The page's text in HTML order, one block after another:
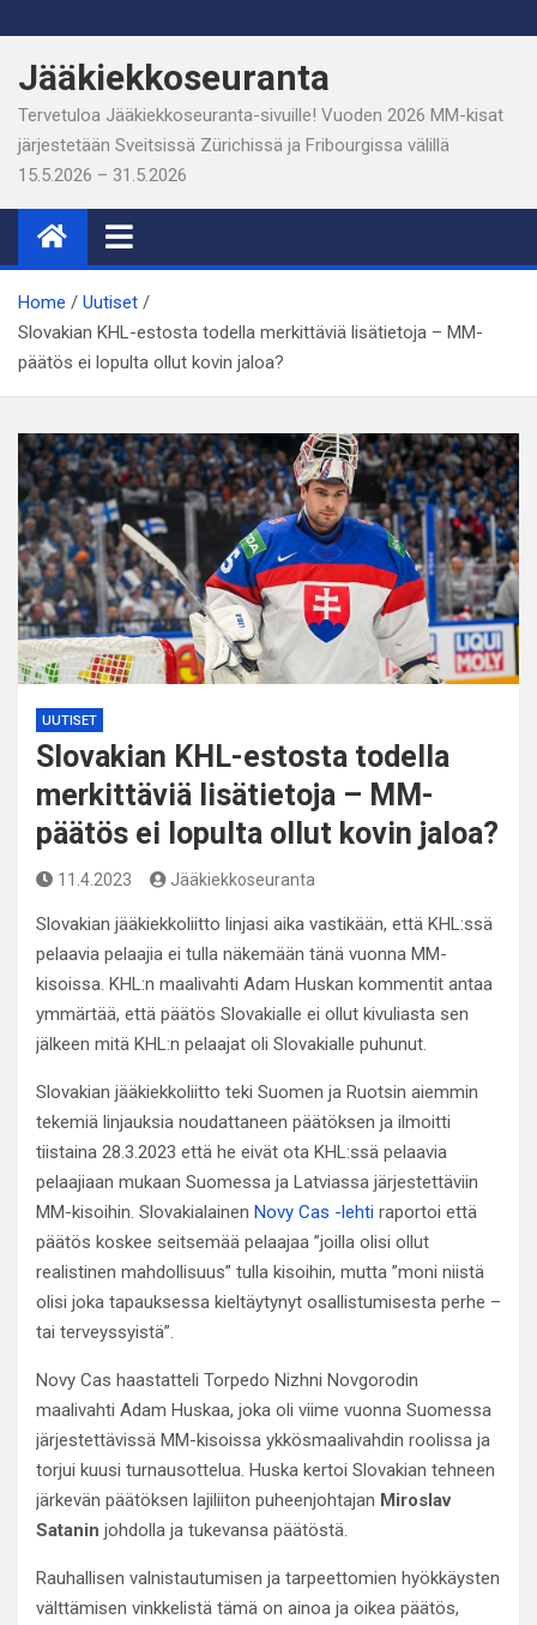
to
content
Jääkiekkoseuranta
Tervetuloa Jääkiekkoseuranta-sivuille! Vuoden 2026 MM-kisat
järjestetään Sveitsissä Zürichissä ja Fribourgissa välillä
15.5.2026 – 31.5.2026
Home
Uutiset
Slovakian KHL-estosta todella merkittäviä lisätietoja – MM-
päätös ei lopulta ollut kovin jaloa?
UUTISET
Slovakian KHL-estosta todella
merkittäviä lisätietoja – MM-
päätös ei lopulta ollut kovin jaloa?
11.4.2023 Jääkiekkoseuranta
Slovakian jääkiekkoliitto linjasi aika vastikään, että KHL:ssä
pelaavia pelaajia ei tulla näkemään tänä vuonna MM-
kisoissa. KHL:n maalivahti Adam Huskan kommentit antaa
ymmärtää, että päätös Slovakialle ei ollut kivuliasta sen
jälkeen mitä KHL:n pelaajat oli Slovakialle puhunut.
Slovakian jääkiekkoliitto teki Suomen ja Ruotsin aiemmin
tekemiä linjauksia noudattaneen päätöksen ja ilmoitti
tiistaina 28.3.2023 että he eivät ota KHL:ssä pelaavia
pelaajiaan mukaan Suomessa ja Latviassa järjestettäviin
MM-kisoihin. Slovakialainen Novy Cas -lehti raportoi että
päätös koskee seitsemää pelaajaa ”joilla olisi ollut
realistinen mahdollisuus” tulla kisoihin, mutta ”moni niistä
olisi joka tapauksessa kieltäytynyt osallistumisesta perhe –
tai terveyssyistä”.
Novy Cas haastatteli Torpedo Nizhni Novgorodin
maalivahti Adam Huskaa, joka oli viime vuonna Suomessa
järjestettävissä MM-kisoissa ykkösmaalivahdin roolissa ja
torjui kuusi turnausottelua. Huska kertoi Slovakian tehneen
järkevän päätöksen lajiliiton puheenjohtajan Miroslav
Satanin johdolla ja tukevansa päätöstä.
Rauhallisen valnistautumisen ja tarpeettomien hyökkäysten
välttämisen vinkkelistä tämä on ainoa ja oikea päätös,